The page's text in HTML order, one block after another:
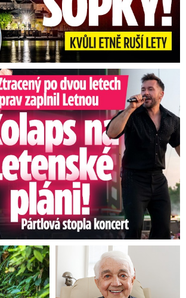
Letné: Pártlová stopla koncert